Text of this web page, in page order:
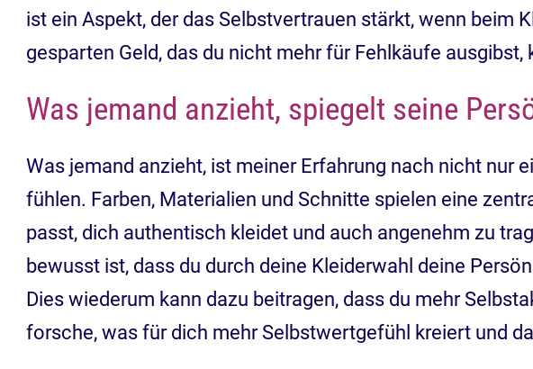
ist ein Aspekt, der das Selbstvertrauen stärkt, wenn beim
gesparten Geld, das du nicht mehr für Fehlkäufe
Was jemand anzieht, spiegelt seine
Was jemand anzieht, ist meiner Erfahrung nach nicht nur
fühlen. Farben, Materialien und Schnitte spielen eine
passt, dich authentisch kleidet und auch angenehm zu
bewusst ist, dass du durch deine Kleiderwahl deine
Dies wiederum kann dazu beitragen, dass du mehr
forsche, was für dich mehr Selbstwertgefühl kreiert und